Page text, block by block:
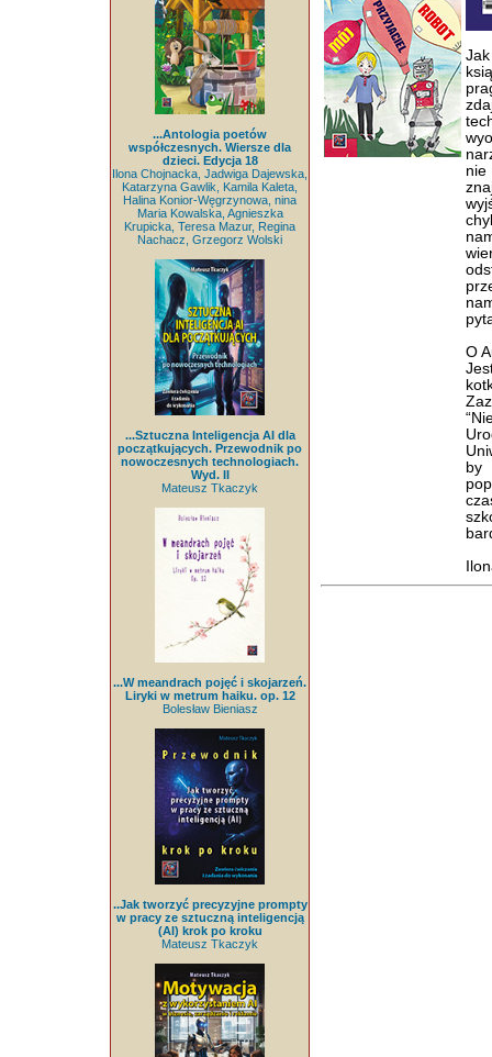
...Antologia poetów
współczesnych. Wiersze dla
dzieci. Edycja 18
Ilona Chojnacka, Jadwiga Dajewska,
Katarzyna Gawlik, Kamila Kaleta,
Halina Konior-Węgrzynowa, nina
Maria Kowalska, Agnieszka
Krupicka, Teresa Mazur, Regina
Nachacz, Grzegorz Wolski
...Sztuczna Inteligencja AI dla
początkujących. Przewodnik po
nowoczesnych technologiach.
Wyd. II
Mateusz Tkaczyk
...W meandrach pojęć i skojarzeń.
Liryki w metrum haiku. op. 12
Bolesław Bieniasz
..Jak tworzyć precyzyjne prompty
w pracy ze sztuczną inteligencją
(AI) krok po kroku
Mateusz Tkaczyk
O
by